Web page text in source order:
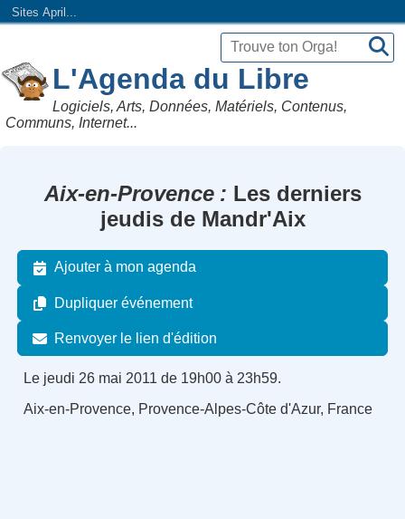
Sites April...
L'Agenda du Libre
Logiciels, Arts, Données, Matériels, Contenus,
Communs, Internet...
Aix-en-Provence
Les derniers
jeudis de Mandr'Aix
Ajouter à mon agenda
Dupliquer événement
Renvoyer le lien d'édition
Le jeudi 26 mai 2011 de 19h00 à 23h59.
Aix-en-Provence, Provence-Alpes-Côte d'Azur, France